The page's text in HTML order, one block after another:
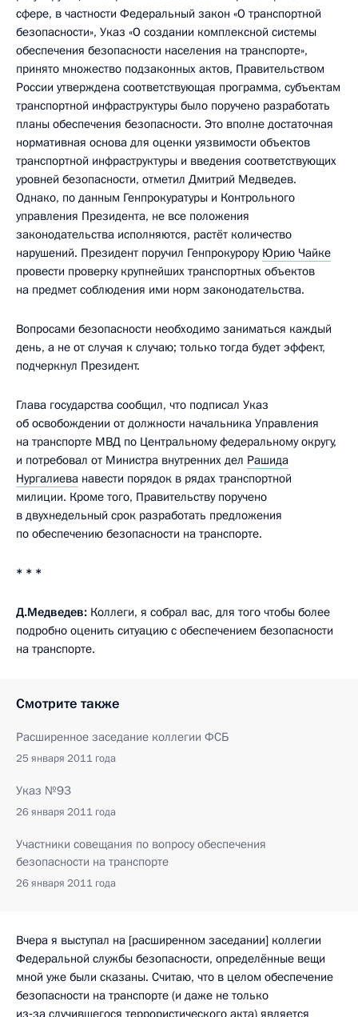
сфере, в частности Федеральный закон «О транспортной
безопасности», Указ «О создании комплексной системы
обеспечения безопасности населения на транспорте»,
принято множество подзаконных актов, Правительством
России утверждена соответствующая программа, субъектам
транспортной инфраструктуры было поручено разработать
планы обеспечения безопасности. Это вполне достаточная
нормативная основа для оценки уязвимости объектов
транспортной инфраструктуры и введения соответствующих
уровней безопасности, отметил Дмитрий Медведев.
Однако, по данным Генпрокуратуры и Контрольного
управления Президента, не все положения
законодательства исполняются, растёт количество
нарушений. Президент поручил Генпрокурору Юрию Чайке
провести проверку крупнейших транспортных объектов
на предмет соблюдения ими норм законодательства.
Вопросами безопасности необходимо заниматься каждый
день, а не от случая к случаю; только тогда будет эффект,
подчеркнул Президент.
Глава государства сообщил, что подписал Указ
об освобождении от должности начальника Управления
на транспорте МВД по Центральному федеральному округу,
и потребовал от Министра внутренних дел Рашида
Нургалиева навести порядок в рядах транспортной
милиции. Кроме того, Правительству поручено
в двухнедельный срок разработать предложения
по обеспечению безопасности на транспорте.
* * *
Д.Медведев: Коллеги, я собрал вас, для того чтобы более
подробно оценить ситуацию с обеспечением безопасности
на транспорте.
Смотрите также
Расширенное заседание коллегии ФСБ
25 января 2011 года
Указ №93
26 января 2011 года
Участники совещания по вопросу обеспечения
безопасности на транспорте
26 января 2011 года
Вчера я выступал на [расширенном заседании] коллегии
Федеральной службы безопасности, определённые вещи
мной уже были сказаны. Считаю, что в целом обеспечение
безопасности на транспорте (и даже не только
из‑за случившегося террористического акта) является